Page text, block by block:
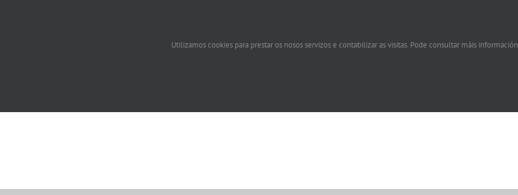
Utilizamos cookies para prestar os nosos servizos e contabilizar as visitas. Pode consultar máis información